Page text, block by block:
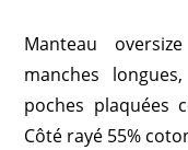
Manteau
manches
poches plaquées
Côté rayé 55%